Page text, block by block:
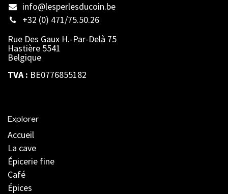
info@lesperlesducoin.be​
+32 (0) 471/75.50.26
Rue Des Gaux H.-Par-Delà 75
Hastière 5541
Belgique
TVA : BE0776855182
Explorer
Accueil
La cave
Épicerie fine
Café
Épices